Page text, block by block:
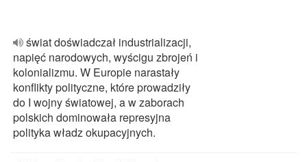
świat doświadczał industrializacji,
napięć narodowych, wyścigu zbrojeń i
kolonializmu. W Europie narastały
konflikty polityczne, które prowadziły
do I wojny światowej, a w zaborach
polskich dominowała represyjna
polityka władz okupacyjnych.